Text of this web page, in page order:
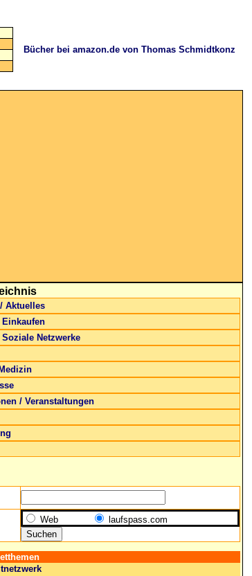
Bücher bei amazon.de von Thomas Schmidtkonz
Aktuelles
Netzwerke
/ Veranstaltungen
Web laufspass.com